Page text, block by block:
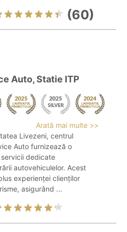
(60)
Auto, Statie ITP
Arată mai multe >>
Livezeni, centrul
Auto furnizează o
dedicate
autovehiculelor. Acest
experienței clienților
asigurând ...